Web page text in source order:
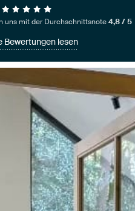
uns mit der Durchschnittsnote4,8 / 5
Bewertungen lesen